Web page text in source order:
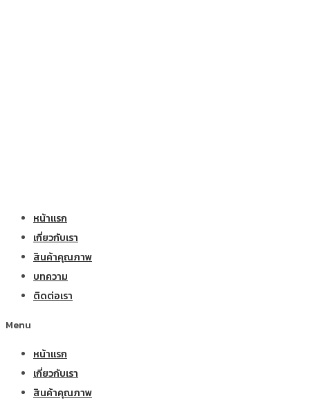
หน้าแรก
เกี่ยวกับเรา
สินค้าคุณภาพ
บทความ
ติดต่อเรา
Menu
หน้าแรก
เกี่ยวกับเรา
สินค้าคุณภาพ